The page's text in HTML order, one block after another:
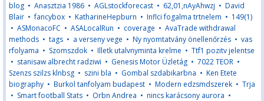
blog • Anasztzia 1986 • AGLstockforecast • 62,01,nAyAhwzj • David
Blair •fancybox • KatharineHepburn • Inflci fogalma trtnelem • 149(1)
• ASMonacoFC • ASALocalRun • coverage • AvaTrade withdrawal
methods • tags • a verseny vege • Ny nyomtatvány önellenőrzés • vas
rfolyama • Szomszdok • Illetk utalvnyminta krelme • Ttf1 pozitv jelentse
• stanisaw albrecht radziwi • Genesis Motor Üzletág • 7022 TEOR •
Szenzs szilzs klnbsg • szini bla • Gombal szdabikarbna • Ken Etete
biography • Burkol tanfolyam budapest • Modern edzsmdszerek • Trja
• Smart football Stats • Orbn Andrea • nincs karácsony aurora •